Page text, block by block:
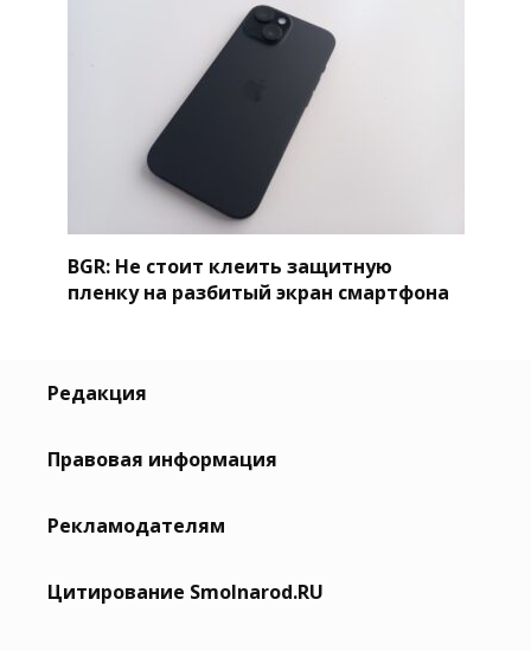
BGR: Не стоит клеить защитную
пленку на разбитый экран смартфона
Редакция
Правовая информация
Рекламодателям
Цитирование Smolnarod.RU